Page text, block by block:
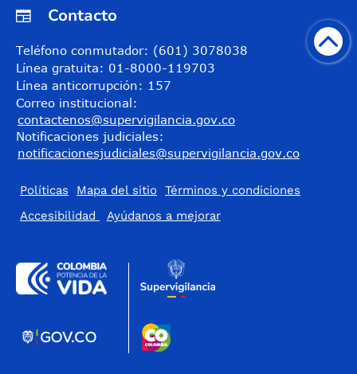
Contacto
Teléfono conmutador: (601) 3078038
Línea gratuita: 01-8000-119703
Línea anticorrupción: 157
Correo institucional:
contactenos@supervigilancia.gov.co
Notificaciones judiciales:
notificacionesjudiciales@supervigilancia.gov.co
Políticas Mapa del sitio
Términos y condiciones
Accesibilidad
​Ayúdanos a mejorar